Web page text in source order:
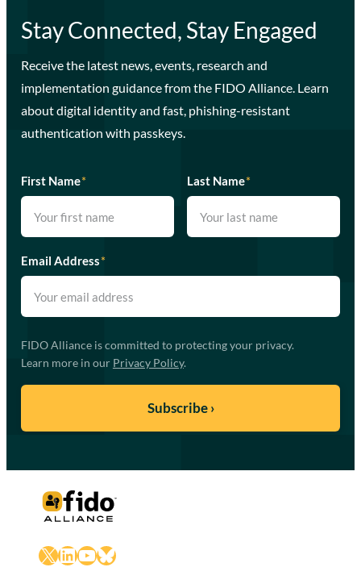
Stay Connected, Stay Engaged
Receive the latest news, events, research and
implementation guidance from the FIDO Alliance. Learn
about digital identity and fast, phishing-resistant
authentication with passkeys.
First Name* Last Name*
Email Address*
FIDO Alliance is committed to protecting your privacy.
Learn more in our Privacy Policy.
X LinkedIn
YouTube
Bluesky